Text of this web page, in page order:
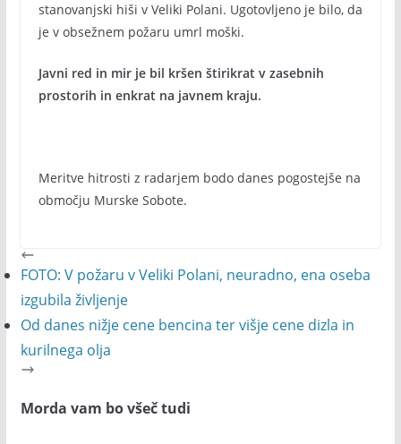
stanovanjski hiši v Veliki Polani. Ugotovljeno je bilo, da
je v obsežnem požaru umrl moški.
Javni red in mir je bil kršen štirikrat v zasebnih
prostorih in enkrat na javnem kraju.
Meritve hitrosti z radarjem bodo danes pogostejše na
območju Murske Sobote.
FOTO: V požaru v Veliki Polani, neuradno, ena oseba
izgubila življenje
Od danes nižje cene bencina ter višje cene dizla in
kurilnega olja
Morda vam bo všeč tudi